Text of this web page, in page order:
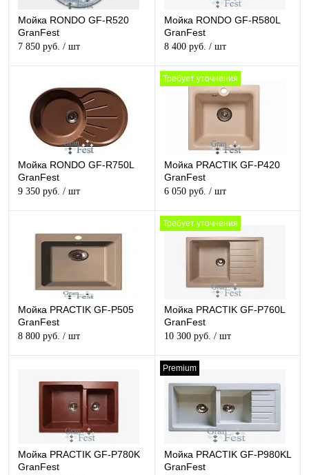
Мойка RONDO GF-R520
GranFest
7 850 руб. / шт
Мойка RONDO GF-R580L
GranFest
8 400 руб. / шт
Мойка RONDO GF-R750L
GranFest
9 350 руб. / шт
Требует уточнения
Мойка PRACTIK GF-P420
GranFest
6 050 руб. / шт
Мойка PRACTIK GF-P505
GranFest
8 800 руб. / шт
Требует уточнения
Мойка PRACTIK GF-P760L
GranFest
10 300 руб. / шт
Мойка PRACTIK GF-P780K
GranFest
Premium
Мойка PRACTIK GF-P980KL
GranFest